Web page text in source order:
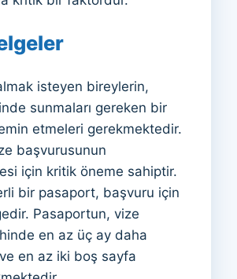
isteyen bireylerin,
sunmaları gereken bir
etmeleri gerekmektedir.
başvurusunun
için kritik öneme sahiptir.
bir pasaport, başvuru için
Pasaportun, vize
en az üç ay daha
en az iki boş sayfa